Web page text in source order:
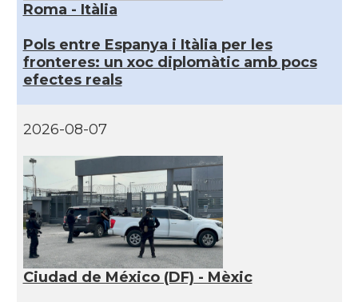
Roma - Itàlia
Pols entre Espanya i Itàlia per les
fronteres: un xoc diplomàtic amb pocs
efectes reals
2026-08-07
Ciudad de México (DF) - Mèxic